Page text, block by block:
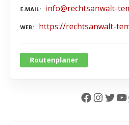
E-MAIL info@rechtsanwalt-
WEB https://rechtsanwalt-
Routenplaner
Facebook InstagramTwitter YouTube